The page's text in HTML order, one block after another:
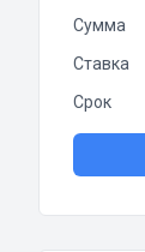
Сумма
Ставка
Срок